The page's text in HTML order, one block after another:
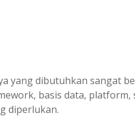
yang dibutuhkan sangat
basis data,
diperlukan.